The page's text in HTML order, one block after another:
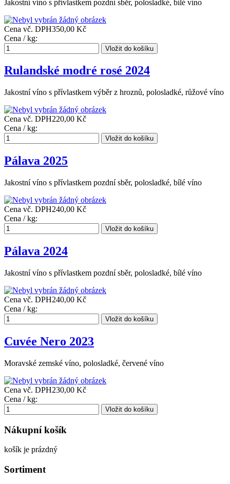
Jakostní víno s přívlastkem pozdní sběr, polosladké, bílé víno
Cena vč. DPH350,00 Kč
Cena / kg:
Rulandské modré rosé 2024
Jakostní víno s přívlastkem výběr z hroznů, polosladké, růžové víno
Cena vč. DPH220,00 Kč
Cena / kg:
Pálava 2025
Jakostní víno s přívlastkem pozdní sběr, polosladké, bílé víno
Cena vč. DPH240,00 Kč
Cena / kg:
Pálava 2024
Jakostní víno s přívlastkem pozdní sběr, polosladké, bílé víno
Cena vč. DPH240,00 Kč
Cena / kg:
Cuvée Nero 2023
Moravské zemské víno, polosladké, červené víno
Cena vč. DPH230,00 Kč
Cena / kg:
Nákupní košík
košík je prázdný
Sortiment